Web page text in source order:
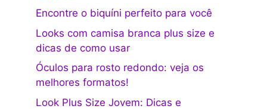
Encontre o biquíni perfeito para você
Looks com camisa branca plus size e
dicas de como usar
Óculos para rosto redondo: veja os
melhores formatos!
Look Plus Size Jovem: Dicas e